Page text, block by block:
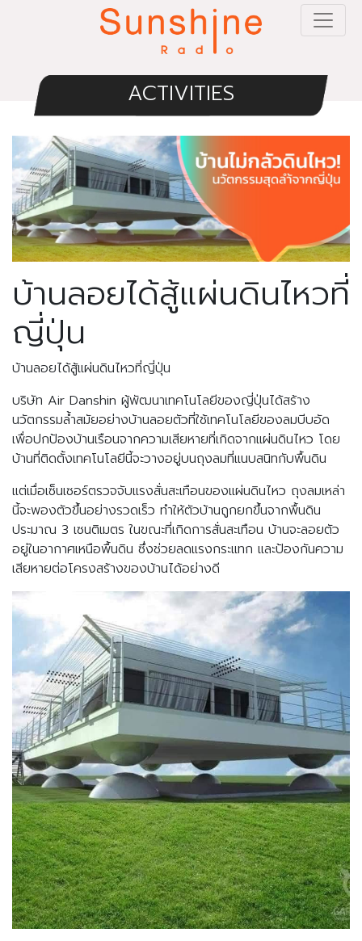
ACTIVITIES
บ้านลอยได้สู้แผ่นดินไหวที่
ญี่ปุ่น
บ้านลอยได้สู้แผ่นดินไหวที่ญี่ปุ่น
บริษัท Air Danshin ผู้พัฒนาเทคโนโลยีของญี่ปุ่นได้สร้าง
นวัตกรรมล้ำสมัยอย่างบ้านลอยตัวที่ใช้เทคโนโลยีของลมบีบอัด
เพื่อปกป้องบ้านเรือนจากความเสียหายที่เกิดจากแผ่นดินไหว โดย
บ้านที่ติดตั้งเทคโนโลยีนี้จะวางอยู่บนถุงลมที่แนบสนิทกับพื้นดิน
แต่เมื่อเซ็นเซอร์ตรวจจับแรงสั่นสะเทือนของแผ่นดินไหว ถุงลมเหล่า
นี้จะพองตัวขึ้นอย่างรวดเร็ว ทำให้ตัวบ้านถูกยกขึ้นจากพื้นดิน
ประมาณ 3 เซนติเมตร ในขณะที่เกิดการสั่นสะเทือน บ้านจะลอยตัว
อยู่ในอากาศเหนือพื้นดิน ซึ่งช่วยลดแรงกระแทก และป้องกันความ
เสียหายต่อโครงสร้างของบ้านได้อย่างดี